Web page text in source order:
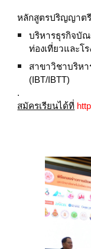
หลักสูตรปริญญาตรี
บริหารธุรกิจบั
ท่องเที่ยวและโ
สาขาวิชาบริหา
(IBT/IBTT)
.
สมัครเรียนได้ที่